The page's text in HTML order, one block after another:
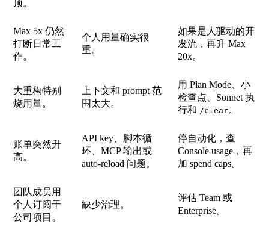
顶。
Max 5x 仍然
打断日常工
作。
个人用量确实很
重。
如果是人驱动的开
发流，再升 Max
20x。
大重构特别
烧用量。
上下文和 prompt 范
围太大。
用 Plan Mode、小
检查点、Sonnet 执
行和 /clear。
账单突然升
高。
API key、脚本循
环、MCP 输出或
auto-reload 问题。
停自动化，查
Console usage，再
加 spend caps。
团队成员用
个人订阅干
公司项目。
缺少治理。
评估 Team 或
Enterprise。